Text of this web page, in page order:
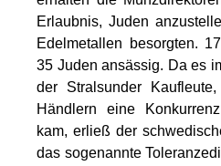
Erlaubnis, Juden
Edelmetallen besorgten.
35 Juden ansässig. Da es
der Stralsunder
Händlern eine
kam, erließ der
das sogenannte